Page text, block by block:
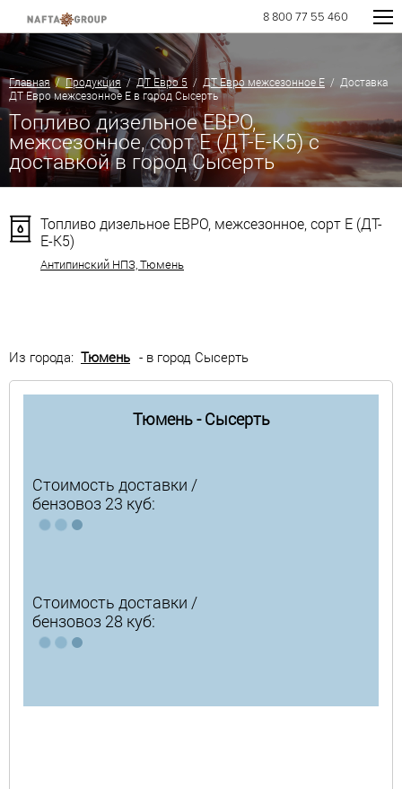
8 800 77 55 460
Главная/Продукция/ДТ Евро 5 / ДТ Евро межсезонное Е / Доставка
ДТ Евро межсезонное Е в город Сысерть
Топливо дизельное ЕВРО,
межсезонное, сорт Е (ДТ-Е-К5) с
доставкой в город Сысерть
Топливо дизельное ЕВРО, межсезонное, сорт Е (ДТ-
Е-К5)
Антипинский НПЗ, Тюмень
Из города: Тюмень - в город Сысерть
Тюмень - Сысерть
Стоимость доставки /
бензовоз 23 куб:
Стоимость доставки /
бензовоз 28 куб: